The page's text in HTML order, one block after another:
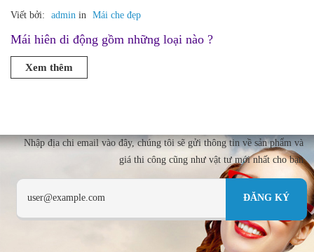
Viết bởi: admin in Mái che đẹp
Mái hiên di động gồm những loại nào ?
Xem thêm
Nhập địa chi email vào đây, chúng tôi sẽ gửi thông tin về sản phẩm và
giá thi công cũng như vật tư mới nhất cho bạn